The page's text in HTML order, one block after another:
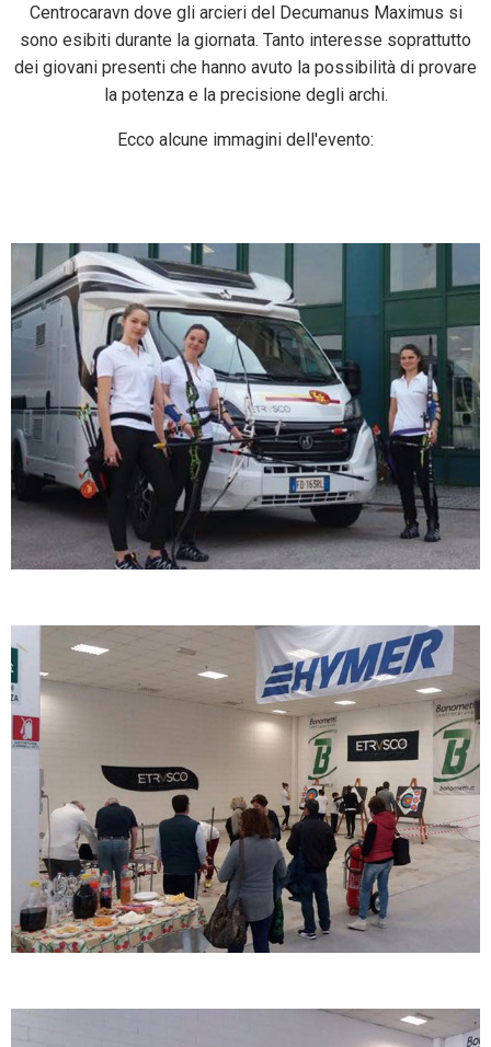
Centrocaravn dove gli arcieri del Decumanus Maximus si
sono esibiti durante la giornata. Tanto interesse soprattutto
dei giovani presenti che hanno avuto la possibilità di provare
la potenza e la precisione degli archi.
Ecco alcune immagini dell'evento: